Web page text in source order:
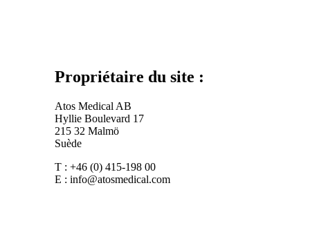
Propriétaire du site :
Atos Medical AB
Hyllie Boulevard 17
215 32 Malmö
Suède
T : +46 (0) 415-198 00
E : info@atosmedical.com